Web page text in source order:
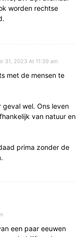
worden rechtse
31, 2023 At 11:39 am
met de mensen te
wel. Ons leven
van natuur en
prima zonder de
een paar eeuwen